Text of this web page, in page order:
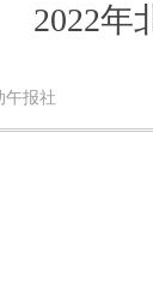
2022年
报社